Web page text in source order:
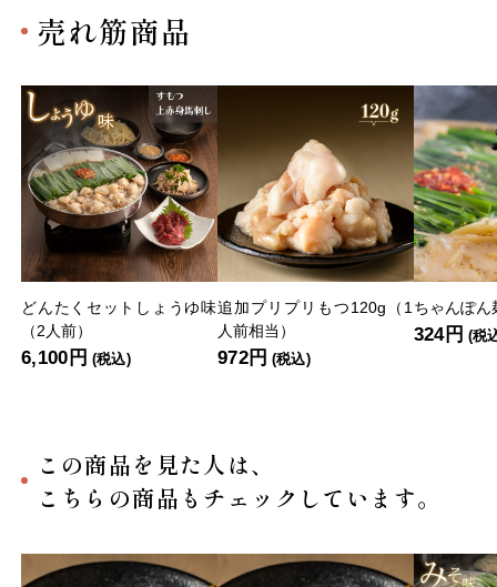
売れ筋商品
どんたくセットしょうゆ味
（2人前）
6,100円 (税込)
追加プリプリもつ120g（1
人前相当）
972円 (税込)
ちゃんぽ
324円 (税
この商品を見た人は、
こちらの商品もチェックしています。